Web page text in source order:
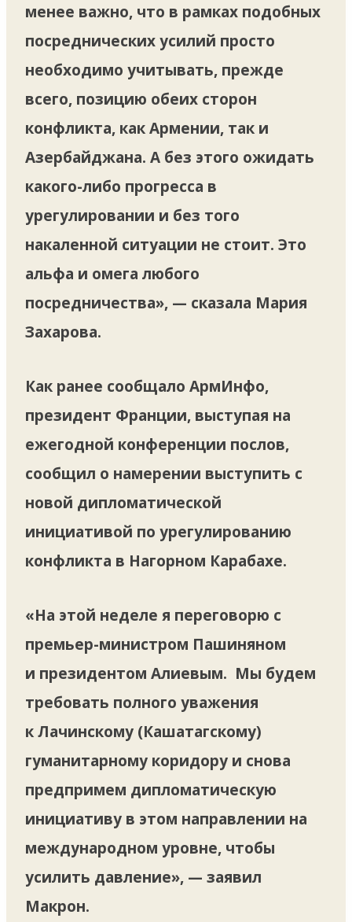
менее важно, что в рамках подобных
посреднических усилий просто
необходимо учитывать, прежде
всего, позицию обеих сторон
конфликта, как Армении, так и
Азербайджана. А без этого ожидать
какого-либо прогресса в
урегулировании и без того
накаленной ситуации не стоит. Это
альфа и омега любого
посредничества», — сказала Мария
Захарова.
Как ранее сообщало АрмИнфо,
президент Франции, выступая на
ежегодной конференции послов,
сообщил о намерении выступить с
новой дипломатической
инициативой по урегулированию
конфликта в Нагорном Карабахе.
«На этой неделе я переговорю с
премьер-министром Пашиняном
и президентом Алиевым. Мы будем
требовать полного уважения
к Лачинскому (Кашатагскому)
гуманитарному коридору и снова
предпримем дипломатическую
инициативу в этом направлении на
международном уровне, чтобы
усилить давление», — заявил
Макрон.